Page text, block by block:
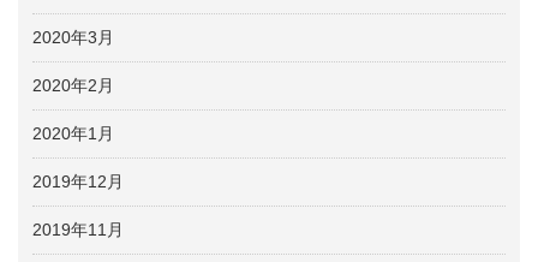
2020年3月
2020年2月
2020年1月
2019年12月
2019年11月